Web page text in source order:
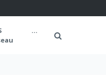
...